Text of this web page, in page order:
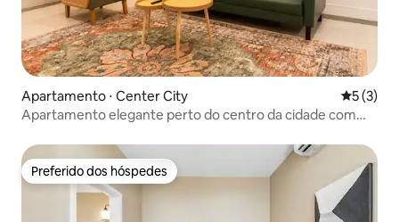
Apartamento ⋅ Center City 5 de
5 (3)
Apartamento elegante perto do centro da cidade com
Preferido dos hóspedes
Preferido dos hóspedes